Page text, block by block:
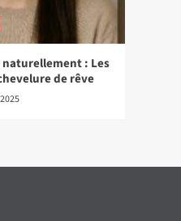
naturellement : Les
de rêve